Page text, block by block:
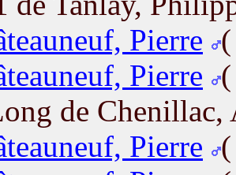
Pierre
Pierre
de Chenillac,
Pierre